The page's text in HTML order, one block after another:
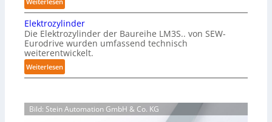
k
o
r
r
o
s
i
n
s
B
e
l
a
d
n
ü
I
n
n
o
v
a
t
o
n
Elektrozylinder
Die Elektrozylinder der Baureihe LM3S.. von SEW-
Eurodrive wurden umfassend technisch
weiterentwickelt.
Weiterlesen:
E
k
Bild: Stein Automation GmbH & Co. KG